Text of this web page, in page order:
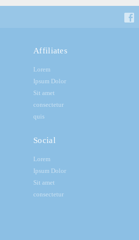
Affiliates
Lorem
Ipsum Dolor
Sit amet
consectetur
quis
Social
Lorem
Ipsum Dolor
Sit amet
consectetur